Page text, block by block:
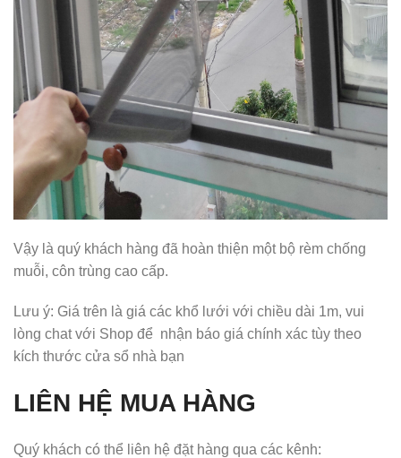
Vậy là quý khách hàng đã hoàn thiện một bộ rèm chống
muỗi, côn trùng cao cấp.
Lưu ý: Giá trên là giá các khổ lưới với chiều dài 1m, vui
lòng chat với Shop để nhận báo giá chính xác tùy theo
kích thước cửa sổ nhà bạn
LIÊN HỆ MUA HÀNG
Quý khách có thể liên hệ đặt hàng qua các kênh: